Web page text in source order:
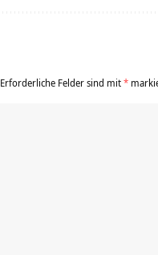
Erforderliche Felder sind mit*